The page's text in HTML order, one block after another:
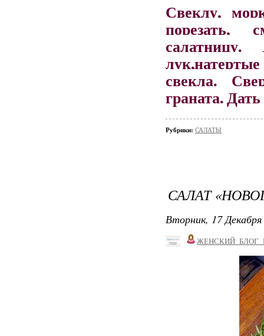
Свеклу,
порезать,
свекла.
граната.
Рубрики: САЛАТЫ
САЛАТ
Вторник, 17